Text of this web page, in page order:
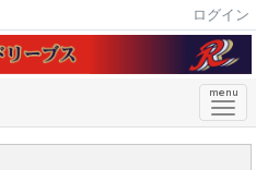
ログイン